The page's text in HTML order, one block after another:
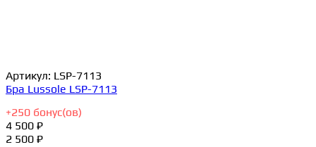
Артикул: LSP-7113
Бра Lussole LSP-7113
+250 бонус(ов)
4 500 ₽
2 500 ₽